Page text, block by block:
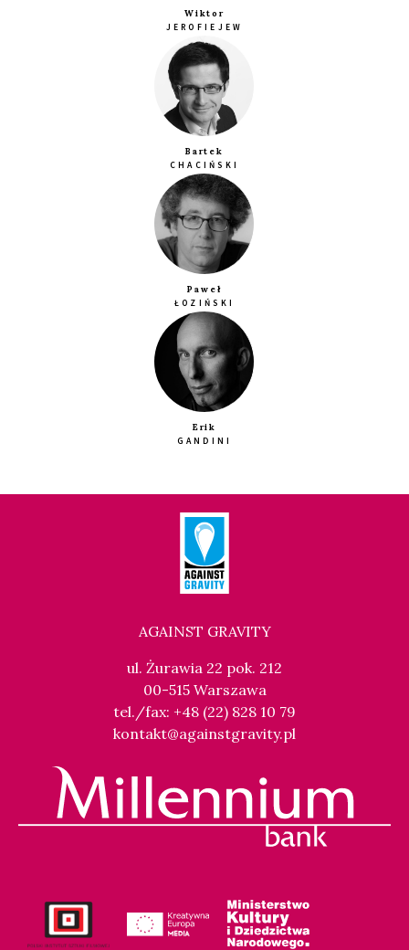
Wiktor
JEROFIEJEW
Bartek
CHACIŃSKI
Paweł
ŁOZIŃSKI
Erik
GANDINI
AGAINST GRAVITY
ul. Żurawia 22 pok. 212
00-515 Warszawa
tel./fax: +48 (22) 828 10 79
kontakt@againstgravity.pl